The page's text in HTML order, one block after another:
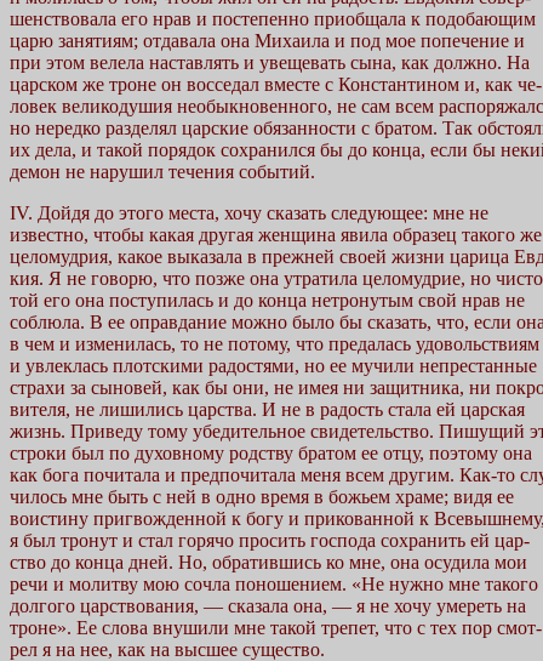
шенствовала его нрав и постепенно приобщала к подобающим
царю занятиям; отдавала она Михаила и под мое попечение и
при этом велела наставлять и увещевать сына, как должно. На
царском же троне он восседал вместе с Константином и, как че-
ловек великодушия необыкновенного, не сам всем
но нередко разделял царские обязанности с братом. Так
их дела, и такой порядок сохранился бы до конца, если бы
демон не нарушил течения событий.
IV. Дойдя до этого места, хочу сказать следующее: мне не
известно, чтобы какая другая женщина явила образец такого же
целомудрия, какое выказала в прежней своей жизни царица
кия. Я не говорю, что позже она утратила целомудрие, но
той его она поступилась и до конца нетронутым свой нрав не
соблюла. В ее оправдание можно было бы сказать, что, если она
в чем и изменилась, то не потому, что предалась удовольствиям
и увлеклась плотскими радостями, но ее мучили непрестанные
страхи за сыновей, как бы они, не имея ни защитника, ни
вителя, не лишились царства. И не в радость стала ей царская
жизнь. Приведу тому убедительное свидетельство. Пишущий
строки был по духовному родству братом ее отцу, поэтому она
как бога почитала и предпочитала меня всем другим. Как-то
чилось мне быть с ней в одно время в божьем храме; видя ее
воистину пригвожденной к богу и прикованной к Всевышнему,
я был тронут и стал горячо просить господа сохранить ей цар-
ство до конца дней. Но, обратившись ко мне, она осудила мои
речи и молитву мою сочла поношением. «Не нужно мне такого
долгого царствования, — сказала она, — я не хочу умереть на
троне». Ее слова внушили мне такой трепет, что с тех пор смот-
рел я на нее, как на высшее существо.